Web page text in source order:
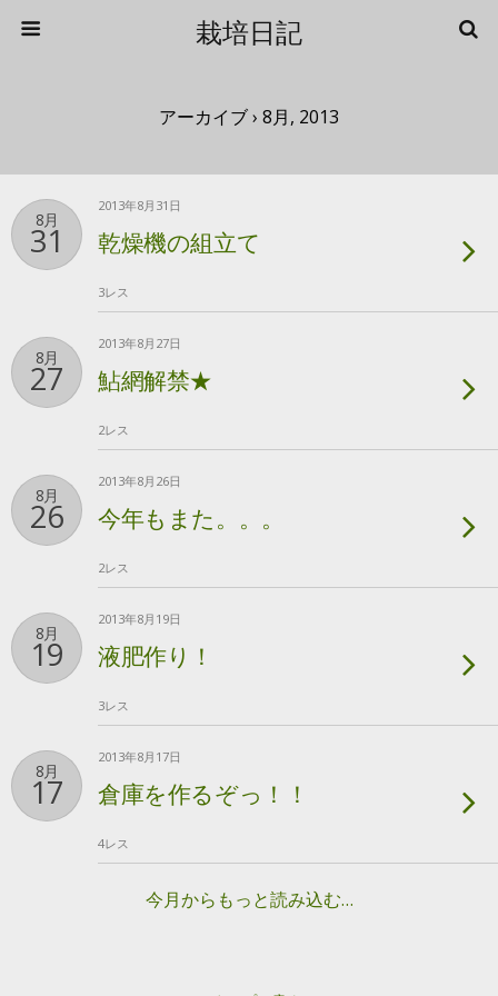
栽培日記
アーカイブ › 8月, 2013
8月
31
2013年8月31日
乾燥機の組立て
3レス
8月
27
2013年8月27日
鮎網解禁★
2レス
8月
26
2013年8月26日
今年もまた。。。
2レス
8月
19
2013年8月19日
液肥作り！
3レス
8月
17
2013年8月17日
倉庫を作るぞっ！！
4レス
今月からもっと読み込む…